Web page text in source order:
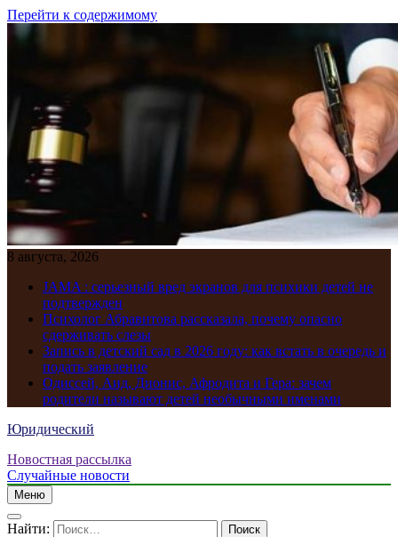
Перейти к содержимому
8 августа, 2026
JAMA : серьезный вред экранов для психики детей не
подтвержден
Психолог Абравитова рассказала, почему опасно
сдерживать слезы
Запись в детский сад в 2026 году: как встать в очередь и
подать заявление
Одиссей, Аид, Дионис, Афродита и Гера: зачем
родители называют детей необычными именами
Юридический
Новостная рассылка
Случайные новости
Меню
Найти: